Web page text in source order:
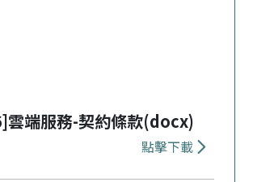
端服務-契約條款(docx)
點擊下載